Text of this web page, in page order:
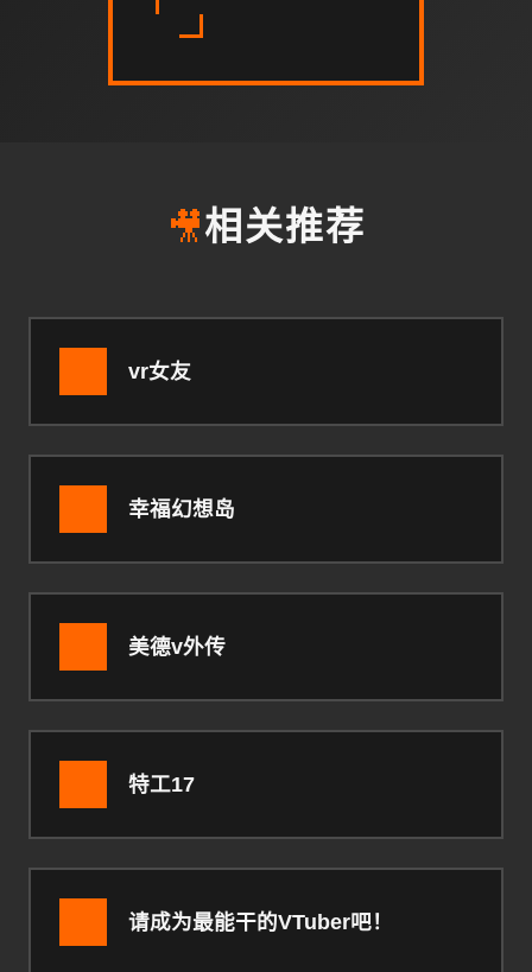
🎥相关推荐
vr女友
幸福幻想岛
美德v外传
特工17
请成为最能干的VTuber吧！